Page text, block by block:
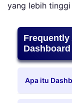
yang lebih tinggi
Frequently
Apa itu